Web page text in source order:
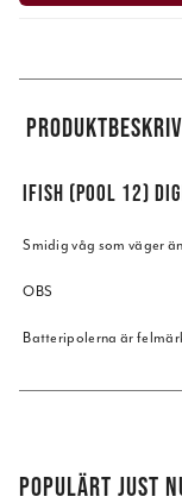
IFISH (POOL 12)
Smidig våg som väger
OBS
Batteripolerna är
POPULÄRT JUST